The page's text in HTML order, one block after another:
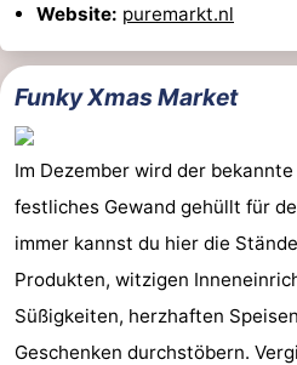
Website: puremarkt.nl
Funky Xmas Market
Im Dezember wird der bekannte
festliches Gewand gehüllt für
immer kannst du hier die
Produkten, witzigen
Süßigkeiten, herzhaften
Geschenken durchstöbern.